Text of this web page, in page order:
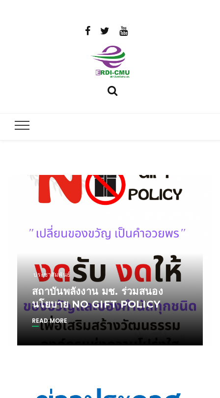
มหาวิทยาลัย
เชียงใหม่
ประชาสัมพันธ์
สถาบันพลังงาน มช. ร่วมสนอง
นโยบาย NO GIFT POLICY
READ MORE